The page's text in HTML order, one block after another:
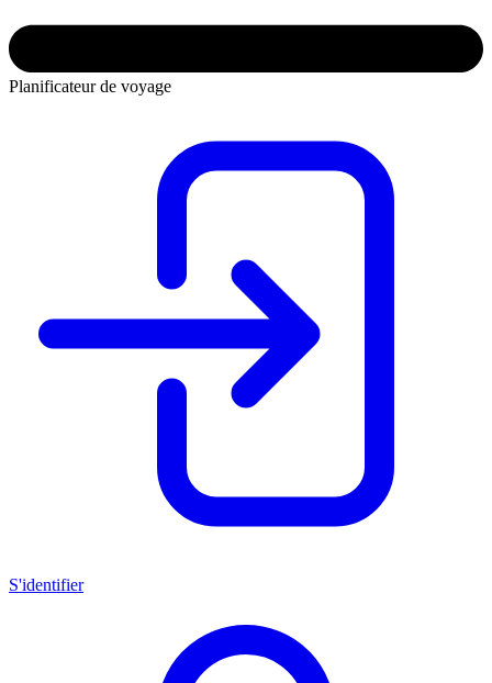
Planificateur de voyage
S'identifier